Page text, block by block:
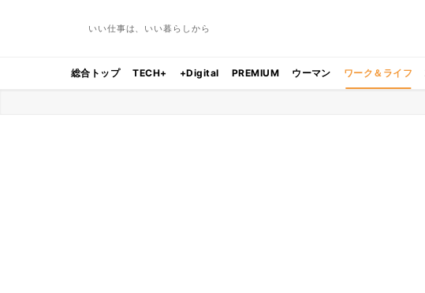
いい仕事は、いい暮らしから
総合トップ TECH+ +Digital PREMIUM ウーマン ワーク＆ライフ